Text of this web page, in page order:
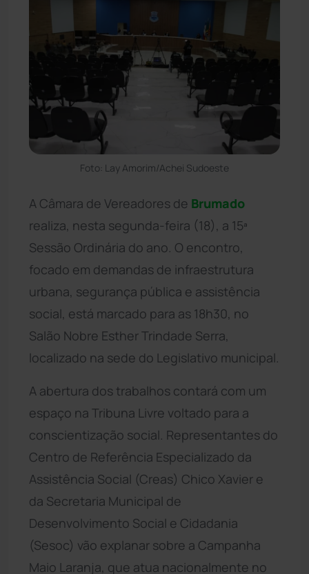
Foto: Lay Amorim/Achei Sudoeste
A Câmara de Vereadores de Brumado
realiza, nesta segunda-feira (18), a 15ª
Sessão Ordinária do ano. O encontro,
focado em demandas de infraestrutura
urbana, segurança pública e assistência
social, está marcado para as 18h30, no
Salão Nobre Esther Trindade Serra,
localizado na sede do Legislativo municipal.
A abertura dos trabalhos contará com um
espaço na Tribuna Livre voltado para a
conscientização social. Representantes do
Centro de Referência Especializado da
Assistência Social (Creas) Chico Xavier e
da Secretaria Municipal de
Desenvolvimento Social e Cidadania
(Sesoc) vão explanar sobre a Campanha
Maio Laranja, que atua nacionalmente no